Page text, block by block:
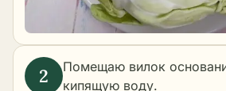
Помещаю вилок
кипящую воду.